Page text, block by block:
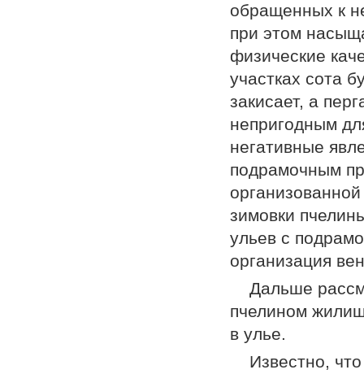
обращенных к
при этом
физические
участках сота
закисает, а
непригодным
негативные
подрамочным
зимовки
ульев с
организация
Дальше
пчелином
в улье.
Известно,